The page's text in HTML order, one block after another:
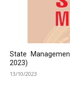
State
2023)
13/10/2023